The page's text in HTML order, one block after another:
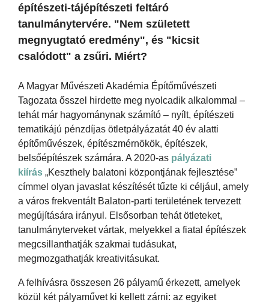
építészeti-tájépítészeti feltáró
tanulmánytervére. "Nem született
megnyugtató eredmény", és "kicsit
csalódott" a zsűri. Miért?
A Magyar Művészeti Akadémia Építőművészeti
Tagozata ősszel hirdette meg nyolcadik alkalommal –
tehát már hagyománynak számító – nyílt, építészeti
tematikájú pénzdíjas ötletpályázatát 40 év alatti
építőművészek, építészmérnökök, építészek,
belsőépítészek számára. A 2020-as pályázati
kiírás „Keszthely balatoni központjának fejlesztése”
címmel olyan javaslat készítését tűzte ki céljául, amely
a város frekventált Balaton-parti területének tervezett
megújítására irányul. Elsősorban tehát ötleteket,
tanulmányterveket vártak, melyekkel a fiatal építészek
megcsillanthatják szakmai tudásukat,
megmozgathatják kreativitásukat.
A felhívásra összesen 26 pályamű érkezett, amelyek
közül két pályaművet ki kellett zárni: az egyiket